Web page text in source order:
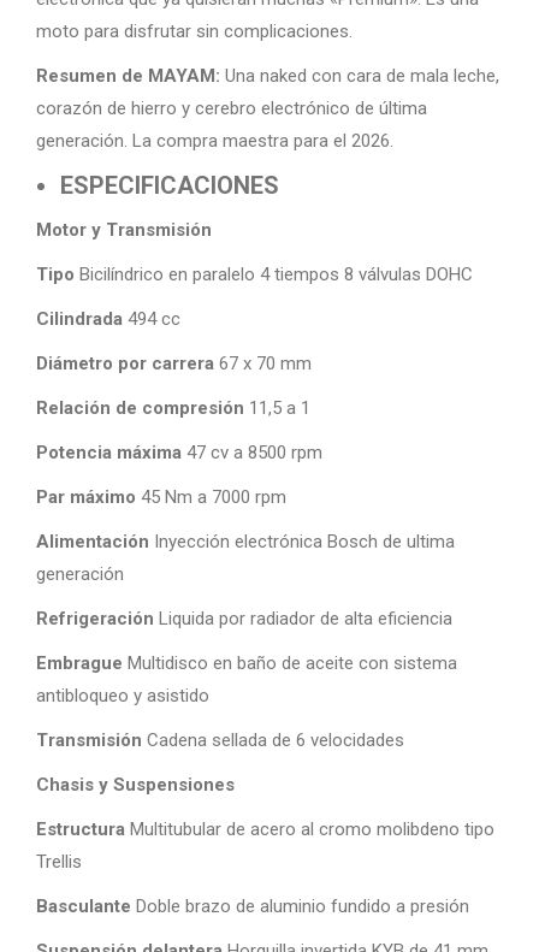
moto para disfrutar sin complicaciones.
Resumen de MAYAM: Una naked con cara de mala leche,
corazón de hierro y cerebro electrónico de última
generación. La compra maestra para el 2026.
ESPECIFICACIONES
Motor y Transmisión
Tipo Bicilíndrico en paralelo 4 tiempos 8 válvulas DOHC
Cilindrada 494 cc
Diámetro por carrera 67 x 70 mm
Relación de compresión 11,5 a 1
Potencia máxima 47 cv a 8500 rpm
Par máximo 45 Nm a 7000 rpm
Alimentación Inyección electrónica Bosch de ultima
generación
Refrigeración Liquida por radiador de alta eficiencia
Embrague Multidisco en baño de aceite con sistema
antibloqueo y asistido
Transmisión Cadena sellada de 6 velocidades
Chasis y Suspensiones
Estructura Multitubular de acero al cromo molibdeno tipo
Trellis
Basculante Doble brazo de aluminio fundido a presión